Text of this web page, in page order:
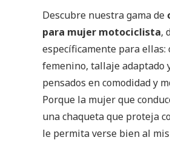
Descubre nuestra gama de
para mujer motociclista,
específicamente para ellas:
femenino, tallaje adaptado
pensados en comodidad y
Porque la mujer que
una chaqueta que proteja
le permita verse bien al